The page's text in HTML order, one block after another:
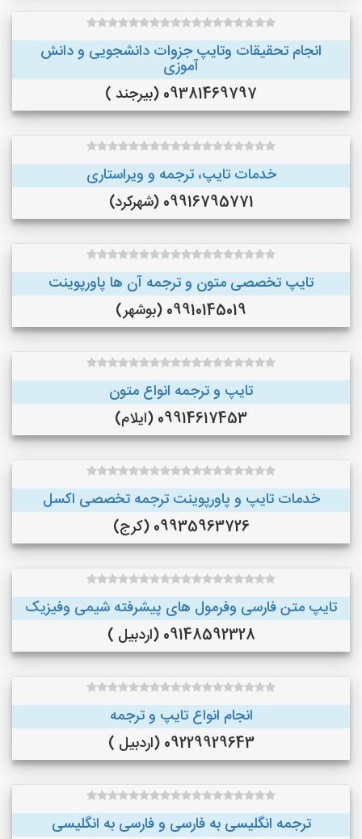
انجام تحقیقات وتایپ جزوات دانشجویی و دانش
آموزی
09381469797 (بیرجند )
خدمات تایپ، ترجمه و ویراستاری
09916795771 (شهرکرد)
تایپ تخصصی متون و ترجمه آن ها پاورپوینت
09910145019 (بوشهر)
تایپ و ترجمه انواع متون
09914617453 (ایلام)
خدمات تایپ و پاورپوینت ترجمه تخصصی اکسل
09935963726 (کرج)
تایپ متن فارسی وفرمول های پیشرفته شیمی وفیزیک
09148592328 (اردبیل )
انجام انواع تایپ و ترجمه
09229929643 (اردبیل )
ترجمه انگلیسی به فارسی و فارسی به انگلیسی